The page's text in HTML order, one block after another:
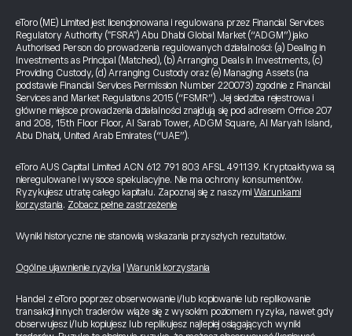
eToro (ME) Limited jest licencjonowana i regulowana przez Financial Services
Regulatory Authority ("FSRA") Abu Dhabi Global Market (“ADGM”) jako
Authorised Person do prowadzenia regulowanych działalności: (a) Dealing in
Investments as Principal (Matched), (b) Arranging Deals in Investments, (c)
Providing Custody, (d) Arranging Custody oraz (e) Managing Assets (na
podstawie Financial Services Permission Number 220073) zgodnie z Financial
Services and Market Regulations 2015 (“FSMR”). Jej siedziba rejestrowa i
główne miejsce prowadzenia działalności znajdują się pod adresem Office 207
and 208, 15th Floor Floor, Al Sarab Tower, ADGM Square, Al Maryah Island,
Abu Dhabi, United Arab Emirates (“UAE”).
eToro AUS Capital Limited ACN 612 791 803 AFSL 491139. Kryptoaktywa są
nieregulowane i wysoce spekulacyjne. Nie ma ochrony konsumentów.
Ryzykujesz utratę całego kapitału. Zapoznaj się z naszymi Warunkami
korzystania. Zobacz pełne zastrzeżenie
Wyniki historyczne nie stanowią wskazania przyszłych rezultatów.
Ogólne ujawnienie ryzyka Warunki korzystania
Handel z eToro poprzez obserwowanie i/lub kopiowanie lub replikowanie
transakcji innych traderów wiąże się z wysokim poziomem ryzyka, nawet gdy
obserwujesz i/lub kopiujesz lub replikujesz najlepiej osiągających wyniki